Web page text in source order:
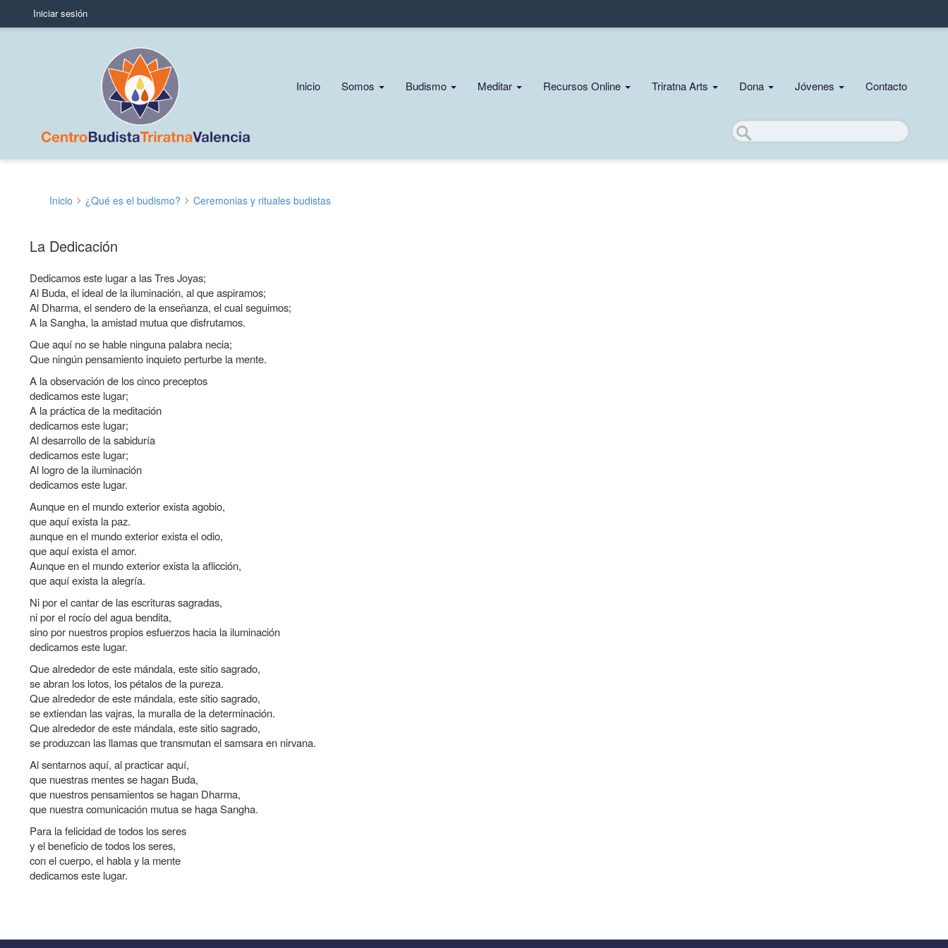
User
Iniciar sesión
Main
Inicio Somos Budismo Meditar Recursos Online Triratna Arts Dona Jóvenes Contacto
Buscar
enlaces
ayuda
a
la
navegación
Inicio ¿Qué es el budismo? Ceremonias y rituales budistas
La Dedicación
Dedicamos este lugar a las Tres Joyas;
Al Buda, el ideal de la iluminación, al que aspiramos;
Al Dharma, el sendero de la enseñanza, el cual seguimos;
A la Sangha, la amistad mutua que disfrutamos.
Que aquí no se hable ninguna palabra necia;
Que ningún pensamiento inquieto perturbe la mente.
A la observación de los cinco preceptos
dedicamos este lugar;
A la práctica de la meditación
dedicamos este lugar;
Al desarrollo de la sabiduría
dedicamos este lugar;
Al logro de la iluminación
dedicamos este lugar.
Aunque en el mundo exterior exista agobio,
que aquí exista la paz.
aunque en el mundo exterior exista el odio,
que aquí exista el amor.
Aunque en el mundo exterior exista la aflicción,
que aquí exista la alegría.
Ni por el cantar de las escrituras sagradas,
ni por el rocío del agua bendita,
sino por nuestros propios esfuerzos hacia la iluminación
dedicamos este lugar.
Que alrededor de este mándala, este sitio sagrado,
se abran los lotos, los pétalos de la pureza.
Que alrededor de este mándala, este sitio sagrado,
se extiendan las vajras, la muralla de la determinación.
Que alrededor de este mándala, este sitio sagrado,
se produzcan las llamas que transmutan el samsara en nirvana.
Al sentarnos aquí, al practicar aquí,
que nuestras mentes se hagan Buda,
que nuestros pensamientos se hagan Dharma,
que nuestra comunicación mutua se haga Sangha.
Para la felicidad de todos los seres
y el beneficio de todos los seres,
con el cuerpo, el habla y la mente
dedicamos este lugar.